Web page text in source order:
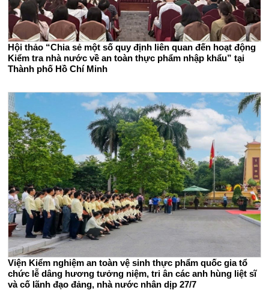
Hội thảo “Chia sẻ một số quy định liên quan đến hoạt động
Kiểm tra nhà nước về an toàn thực phẩm nhập khẩu” tại
Thành phố Hồ Chí Minh
Viện Kiểm nghiệm an toàn vệ sinh thực phẩm quốc gia tổ
chức lễ dâng hương tưởng niệm, tri ân các anh hùng liệt sĩ
và cố lãnh đạo đảng, nhà nước nhân dịp 27/7